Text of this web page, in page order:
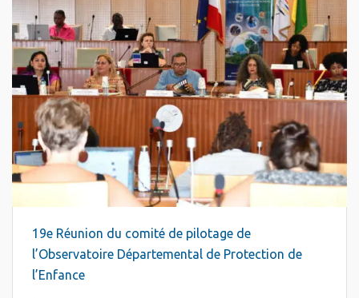
19e Réunion du comité de pilotage de
l’Observatoire Départemental de Protection de
l’Enfance